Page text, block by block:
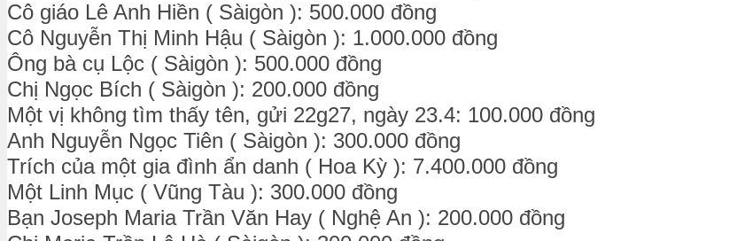
Cô giáo Lê Anh Hiền ( Sàigòn ): 500.000 đồng
Cô Nguyễn Thị Minh Hậu ( Sàigòn ): 1.000.000 đồng
Ông bà cụ Lộc ( Sàigòn ): 500.000 đồng
Chị Ngọc Bích ( Sàigòn ): 200.000 đồng
Một vị không tìm thấy tên, gửi 22g27, ngày 23.4: 100.000 đồng
Anh Nguyễn Ngọc Tiên ( Sàigòn ): 300.000 đồng
Trích của một gia đình ẩn danh ( Hoa Kỳ ): 7.400.000 đồng
Một Linh Mục ( Vũng Tàu ): 300.000 đồng
Bạn Joseph Maria Trần Văn Hay ( Nghệ An ): 200.000 đồng